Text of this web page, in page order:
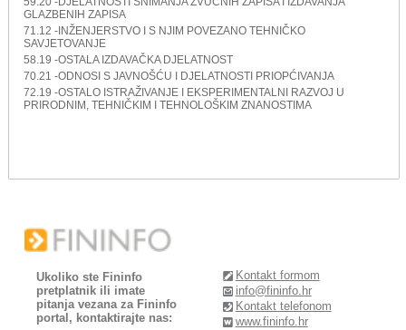
GLAZBENIH ZAPISA
71.12 -INŽENJERSTVO I S NJIM POVEZANO TEHNIČKO
SAVJETOVANJE
58.19 -OSTALA IZDAVAČKA DJELATNOST
70.21 -ODNOSI S JAVNOŠĆU I DJELATNOSTI PRIOPĆIVANJA
72.19 -OSTALO ISTRAŽIVANJE I EKSPERIMENTALNI RAZVOJ U
PRIRODNIM, TEHNIČKIM I TEHNOLOŠKIM ZNANOSTIMA
Ukoliko ste Fininfo
pretplatnik ili imate
pitanja vezana za Fininfo
portal, kontaktirajte nas:
Kontakt formom
info@fininfo.hr
Kontakt telefonom
www.fininfo.hr